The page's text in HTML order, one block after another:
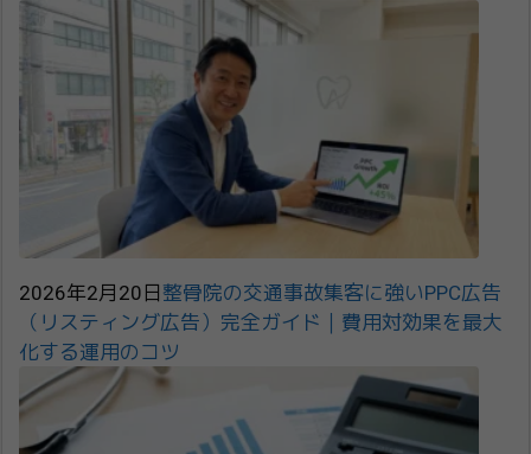
2026年2月20日 整骨院の交通事故集客に強いPPC広告
（リスティング広告）完全ガイド｜費用対効果を最大
化する運用のコツ